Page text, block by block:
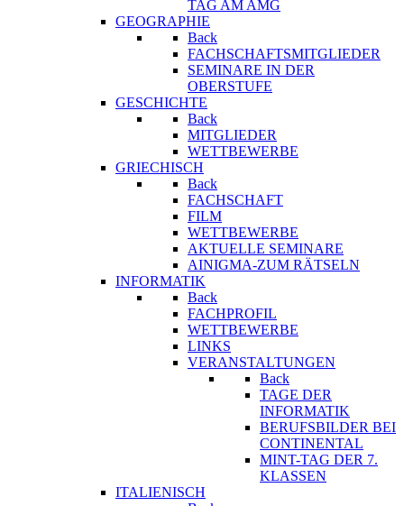
TAG AM AMG
GEOGRAPHIE
Back
FACHSCHAFTSMITGLIEDER
SEMINARE IN DER
OBERSTUFE
GESCHICHTE
Back
MITGLIEDER
WETTBEWERBE
GRIECHISCH
Back
FACHSCHAFT
FILM
WETTBEWERBE
AKTUELLE SEMINARE
AINIGMA-ZUM RÄTSELN
INFORMATIK
Back
FACHPROFIL
WETTBEWERBE
LINKS
VERANSTALTUNGEN
Back
TAGE DER
INFORMATIK
BERUFSBILDER BEI
CONTINENTAL
MINT-TAG DER 7.
KLASSEN
ITALIENISCH